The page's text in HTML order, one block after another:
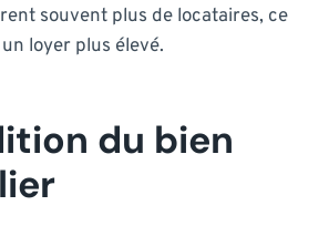
souvent plus de locataires, ce
loyer plus élevé.
du bien